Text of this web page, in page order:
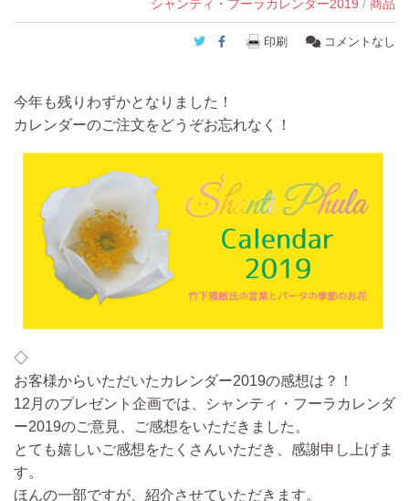
シャンティ・フーラカレンダー2019 / 商品
Twitter
Facebook
印刷 コメントなし
今年も残りわずかとなりました！
カレンダーのご注文をどうぞお忘れなく！
◇
お客様からいただいたカレンダー2019の感想は？！
12月のプレゼント企画では、シャンティ・フーラカレンダ
ー2019のご意見、ご感想をいただきました。
とても嬉しいご感想をたくさんいただき、感謝申し上げま
す。
ほんの一部ですが、紹介させていただきます。